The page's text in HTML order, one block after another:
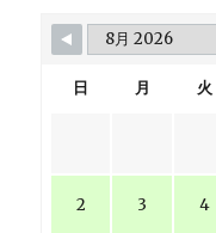
日 月 火
2 3 4